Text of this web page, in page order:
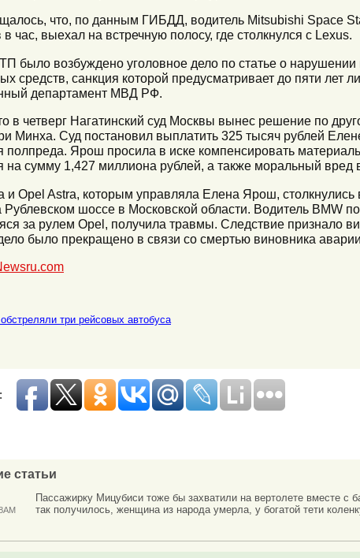
что, по данным ГИБДД, водитель Mitsubishi Space
в час, выехал на встречную полосу, где столкнулся с Lexus.
было возбуждено уголовное дело по статье о
средств, санкция которой предусматривает до пяти
департамент МВД РФ.
в четверг Нагатинский суд Москвы вынес решение по
Минха. Суд постановил выплатить 325 тысяч рублей
полпреда. Ярош просила в иске компенсировать
на сумму 1,427 миллиона рублей, а также моральный вред
и Opel Astra, которым управляла Елена Ярош,
шоссе в Московской области. Водитель BMW
за рулем Opel, получила травмы. Следствие признало
было прекращено в связи со смертью виновника
три рейсовых автобуса
статьи
Пассажирку Мицубиси тоже бы захватили на вертолете вместе
так получилось, женщина из народа умерла, у богатой тети